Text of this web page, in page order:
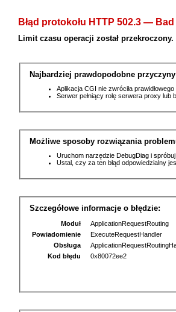
Błąd protokołu HTTP 502.3 —
Limit czasu operacji został przekroczony.
Najbardziej prawdopodobne
Aplikacja CGI nie zwróciła
Serwer pełniący rolę serwera proxy lub
Możliwe sposoby rozwiązania
Uruchom narzędzie DebugDiag i
Ustal, czy za ten błąd odpowiedzialny
Szczegółowe informacje o błędzie:
Moduł
ApplicationRequestRouting
Powiadomienie
ExecuteRequestHandler
Obsługa
Kod błędu
0x80072ee2